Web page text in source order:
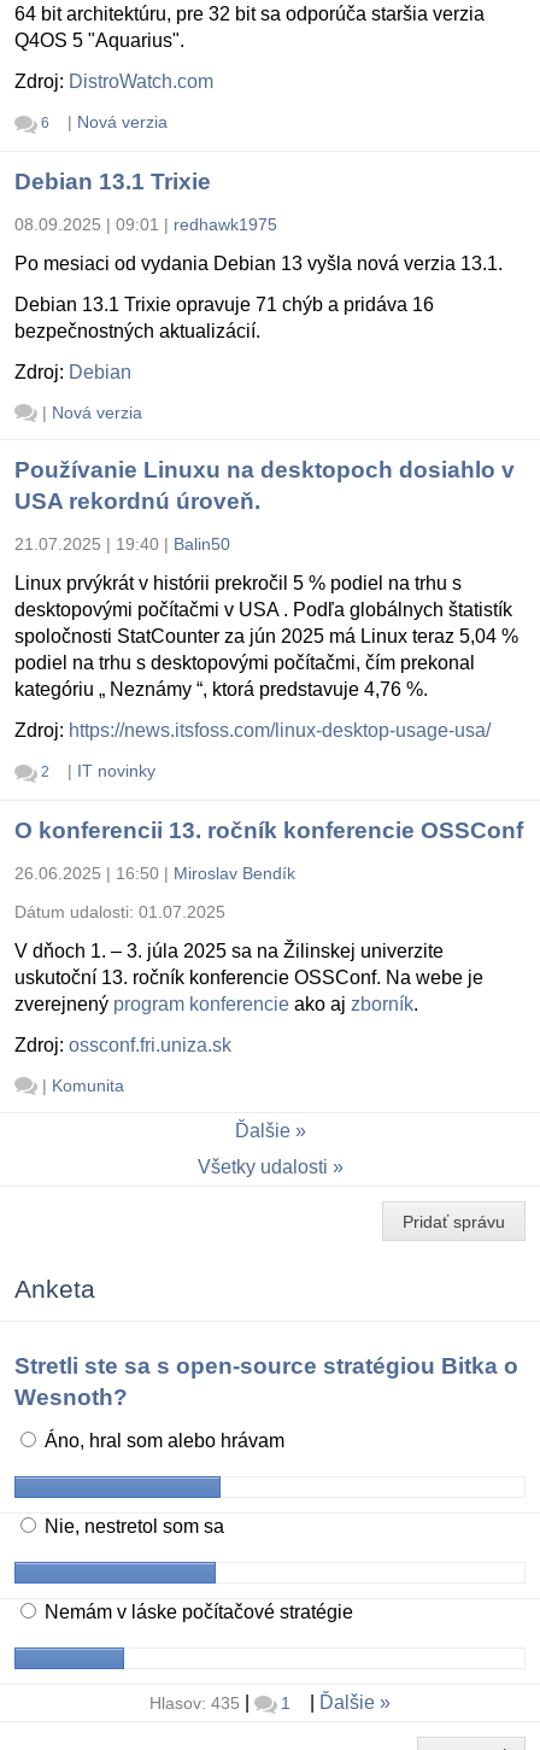
64 bit architektúru, pre 32 bit sa odporúča staršia verzia
Q4OS 5 "Aquarius".
Zdroj: DistroWatch.com
6 | Nová verzia
Debian 13.1 Trixie
08.09.2025 | 09:01 | redhawk1975
Po mesiaci od vydania Debian 13 vyšla nová verzia 13.1.
Debian 13.1 Trixie opravuje 71 chýb a pridáva 16
bezpečnostných aktualizácií.
Zdroj: Debian
| Nová verzia
Používanie Linuxu na desktopoch dosiahlo v
USA rekordnú úroveň.
21.07.2025 | 19:40 | Balin50
Linux prvýkrát v histórii prekročil 5 % podiel na trhu s
desktopovými počítačmi v USA . Podľa globálnych štatistík
spoločnosti StatCounter za jún 2025 má Linux teraz 5,04 %
podiel na trhu s desktopovými počítačmi, čím prekonal
kategóriu „ Neznámy “, ktorá predstavuje 4,76 %.
Zdroj: https://news.itsfoss.com/linux-desktop-usage-usa/
2 | IT novinky
O konferencii 13. ročník konferencie OSSConf
26.06.2025 | 16:50 | Miroslav Bendík
Dátum udalosti: 01.07.2025
V dňoch 1. – 3. júla 2025 sa na Žilinskej univerzite
uskutoční 13. ročník konferencie OSSConf. Na webe je
zverejnený program konferencie ako aj zborník.
Zdroj: ossconf.fri.uniza.sk
| Komunita
Ďalšie
Všetky udalosti
Pridať správu
Anketa
Stretli ste sa s open-source stratégiou Bitka o
Wesnoth?
Áno, hral som alebo hrávam
Nie, nestretol som sa
Nemám v láske počítačové stratégie
Hlasov: 435 1 Ďalšie